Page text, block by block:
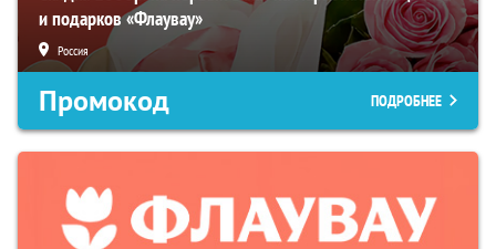
и подарков «Флаувау»
Россия
Промокод ПОДРОБНЕЕ